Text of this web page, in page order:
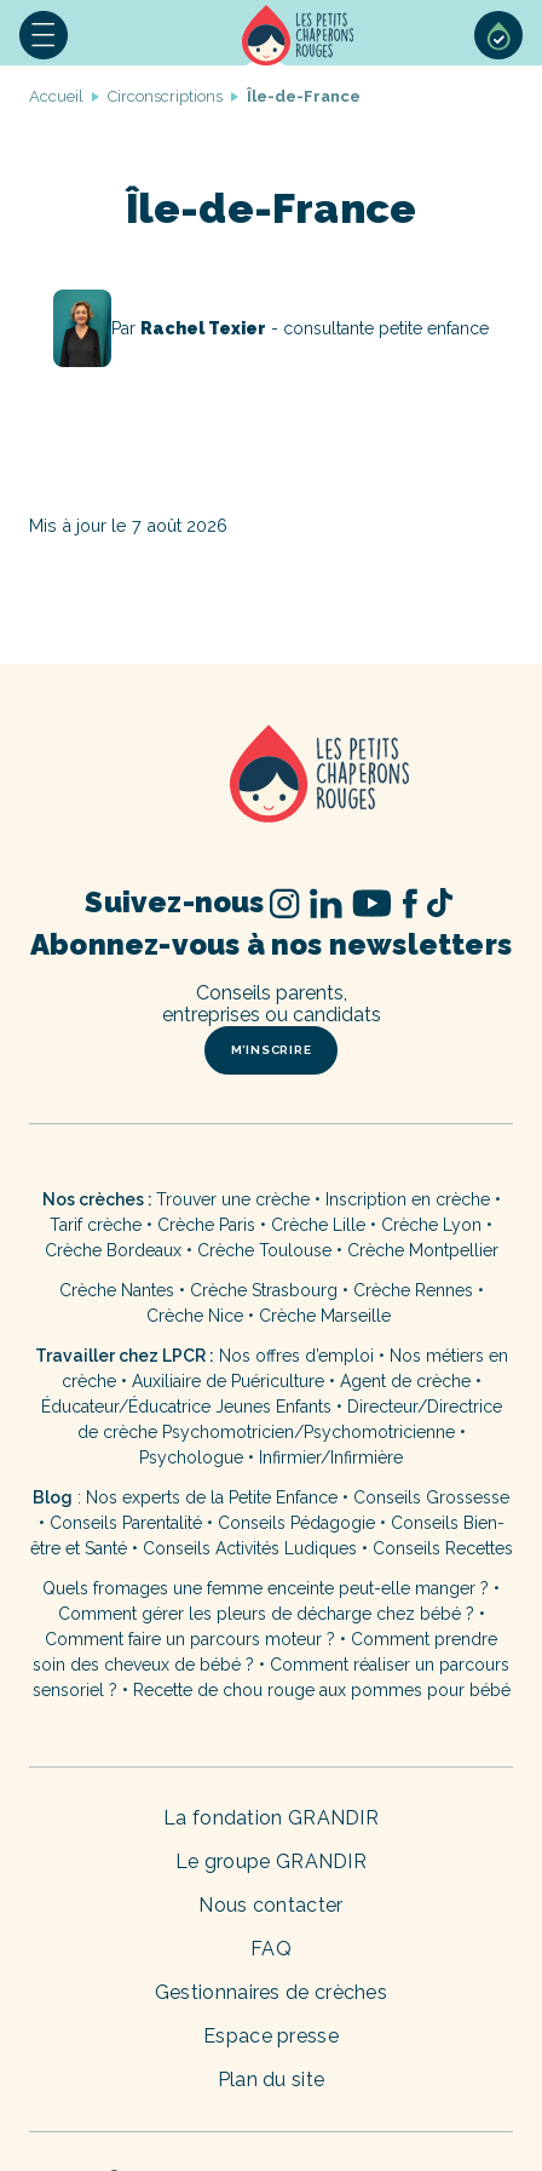
Accueil Circonscriptions Île-de-France
Île-de-France
Par Rachel Texier - consultante petite enfance
Mis à jour le 7 août 2026
Abonnez-vous à nos newsletters
M’INSCRIRE
Conseils parents,
entreprises ou candidats
Suivez-nous
Nos crèches : Trouver une crèche• Inscription en crèche•
Tarif crèche • Crèche Paris • Crèche Lille • Crèche Lyon •
Crèche Bordeaux• Crèche Toulouse• Crèche Montpellier
Crèche Nantes • Crèche Strasbourg • Crèche Rennes •
Crèche Nice • Crèche Marseille
Travailler chez LPCR : Nos offres d’emploi • Nos métiers en
crèche• Auxiliaire de Puériculture• Agent de crèche•
Éducateur/Éducatrice Jeunes Enfants • Directeur/Directrice
de crèche Psychomotricien/Psychomotricienne•
Psychologue • Infirmier/Infirmière
Blog : Nos experts de la Petite Enfance • Conseils Grossesse
• Conseils Parentalité• Conseils Pédagogie• Conseils Bien-
être et Santé• Conseils Activités Ludiques • Conseils Recettes
Quels fromages une femme enceinte peut-elle manger ? •
Comment gérer les pleurs de décharge chez bébé ? •
Comment faire un parcours moteur ? • Comment prendre
soin des cheveux de bébé ? • Comment réaliser un parcours
sensoriel ? • Recette de chou rouge aux pommes pour bébé
La fondation GRANDIR
Le groupe GRANDIR
Nous contacter
FAQ
Gestionnaires de crèches
Espace presse
Plan du site